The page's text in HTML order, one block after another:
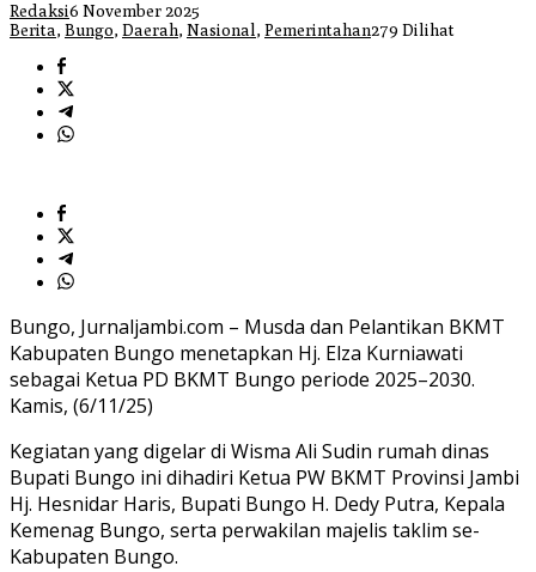
Redaksi6 November 2025
Berita, Bungo, Daerah, Nasional , Pemerintahan279 Dilihat
Bungo, Jurnaljambi.com – Musda dan Pelantikan BKMT
Kabupaten Bungo menetapkan Hj. Elza Kurniawati
sebagai Ketua PD BKMT Bungo periode 2025–2030.
Kamis, (6/11/25)
Kegiatan yang digelar di Wisma Ali Sudin rumah dinas
Bupati Bungo ini dihadiri Ketua PW BKMT Provinsi Jambi
Hj. Hesnidar Haris, Bupati Bungo H. Dedy Putra, Kepala
Kemenag Bungo, serta perwakilan majelis taklim se-
Kabupaten Bungo.